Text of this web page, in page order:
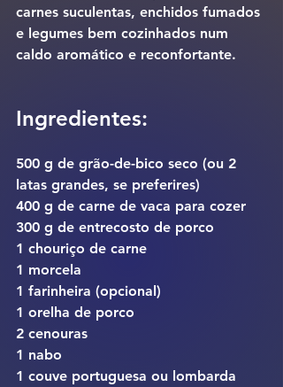
carnes suculentas, enchidos fumados
e legumes bem cozinhados num
caldo aromático e reconfortante.
Ingredientes:
500 g de grão-de-bico seco (ou 2
latas grandes, se preferires)
400 g de carne de vaca para cozer
300 g de entrecosto de porco
1 chouriço de carne
1 morcela
1 farinheira (opcional)
1 orelha de porco
2 cenouras
1 nabo
1 couve portuguesa ou lombarda